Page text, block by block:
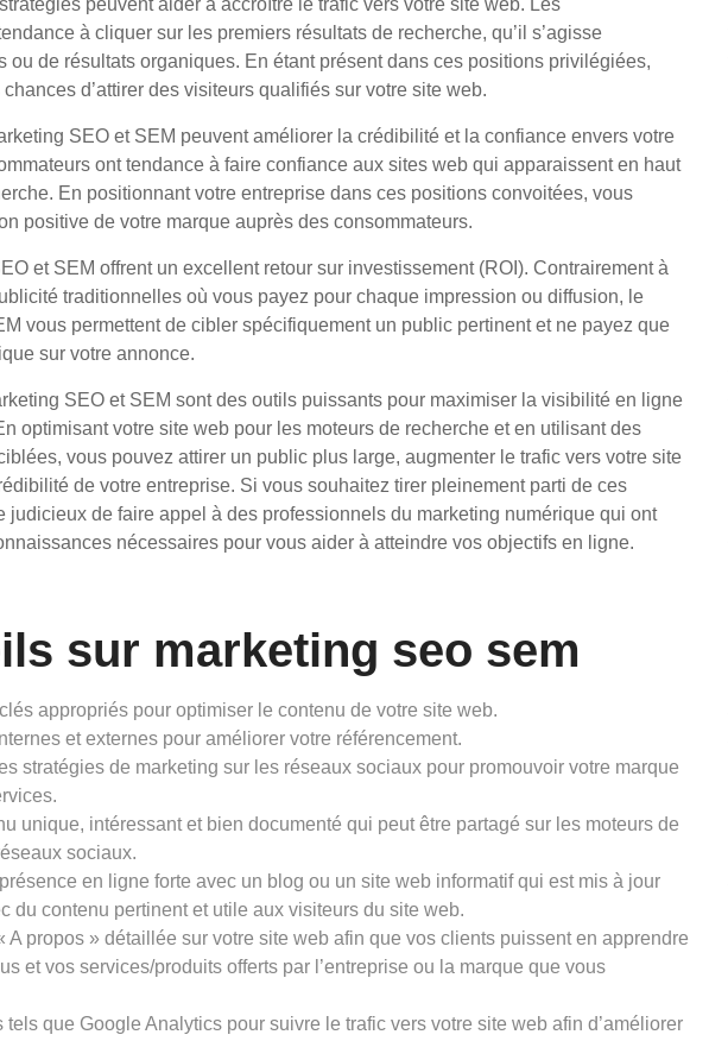
peuvent aider à accroître le trafic vers votre site web. Les
à cliquer sur les premiers résultats de recherche, qu’il s’agisse
ou de résultats organiques. En étant présent dans ces positions privilégiées,
d’attirer des visiteurs qualifiés sur votre site web.
SEO et SEM peuvent améliorer la crédibilité et la confiance envers votre
ont tendance à faire confiance aux sites web qui apparaissent en haut
En positionnant votre entreprise dans ces positions convoitées, vous
positive de votre marque auprès des consommateurs.
et SEM offrent un excellent retour sur investissement (ROI). Contrairement à
traditionnelles où vous payez pour chaque impression ou diffusion, le
vous permettent de cibler spécifiquement un public pertinent et ne payez que
sur votre annonce.
SEO et SEM sont des outils puissants pour maximiser la visibilité en ligne
optimisant votre site web pour les moteurs de recherche et en utilisant des
vous pouvez attirer un public plus large, augmenter le trafic vers votre site
de votre entreprise. Si vous souhaitez tirer pleinement parti de ces
judicieux de faire appel à des professionnels du marketing numérique qui ont
nécessaires pour vous aider à atteindre vos objectifs en ligne.
sur marketing seo sem
appropriés pour optimiser le contenu de votre site web.
et externes pour améliorer votre référencement.
stratégies de marketing sur les réseaux sociaux pour promouvoir votre marque
unique, intéressant et bien documenté qui peut être partagé sur les moteurs de
sociaux.
en ligne forte avec un blog ou un site web informatif qui est mis à jour
du contenu pertinent et utile aux visiteurs du site web.
A propos » détaillée sur votre site web afin que vos clients puissent en apprendre
et vos services/produits offerts par l’entreprise ou la marque que vous
que Google Analytics pour suivre le trafic vers votre site web afin d’améliorer